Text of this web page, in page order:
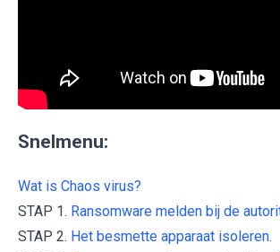
Snelmenu:
Wat is Chaos virus?
STAP 1. Ransomware melden bij de
STAP 2. Het besmette apparaat isoleren.